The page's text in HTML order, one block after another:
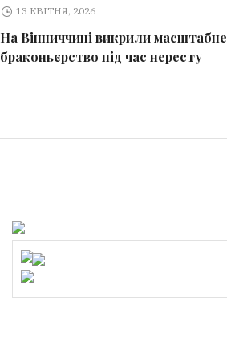
13 КВІТНЯ, 2026
На Вінниччині викрили масштабне
браконьєрство під час нересту